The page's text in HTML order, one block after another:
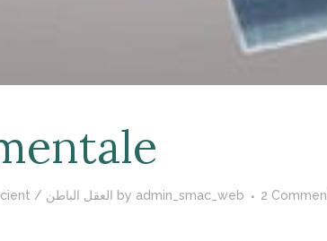
Le subconscient / العقل الباطن by admin_smac_web 2